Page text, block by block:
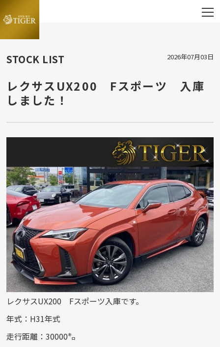
STOCK LIST 2026年07月03日
レクサスUX200 Fスポーツ 入庫
しました！
レクサスUX200 Fスポーツ入庫です。
年式：H31年式
走行距離：30000㌔